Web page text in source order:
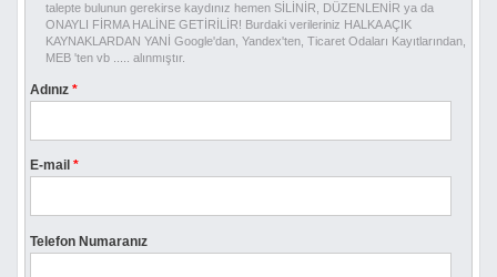
talepte bulunun gerekirse kaydınız hemen SİLİNİR, DÜZENLENİR ya da
ONAYLI FİRMA HALİNE GETİRİLİR! Burdaki verileriniz HALKA AÇIK
KAYNAKLARDAN YANİ Google'dan, Yandex'ten, Ticaret Odaları Kayıtlarından,
MEB 'ten vb ..... alınmıştır.
Adınız*
E-mail*
Telefon Numaranız